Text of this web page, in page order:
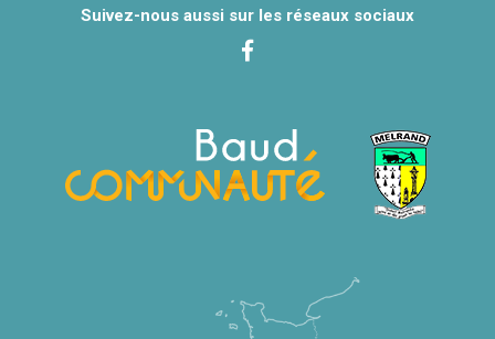
Suivez-nous aussi sur les réseaux sociaux